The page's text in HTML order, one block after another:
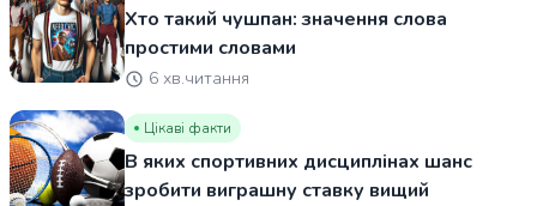
Хто такий чушпан: значення слова
простими словами
6 хв.читання
Цікаві факти
В яких спортивних дисциплінах шанс
зробити виграшну ставку вищий